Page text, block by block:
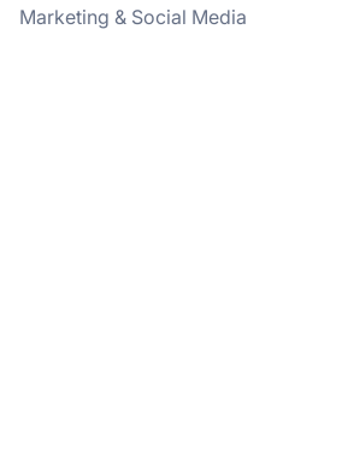
Marketing & Social Media